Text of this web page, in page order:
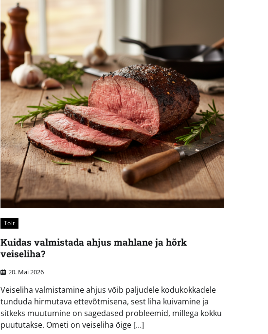
Toit
Kuidas valmistada ahjus mahlane ja hõrk
veiseliha?
20. Mai 2026
Veiseliha valmistamine ahjus võib paljudele kodukokkadele
tunduda hirmutava ettevõtmisena, sest liha kuivamine ja
sitkeks muutumine on sagedased probleemid, millega kokku
puututakse. Ometi on veiseliha õige […]